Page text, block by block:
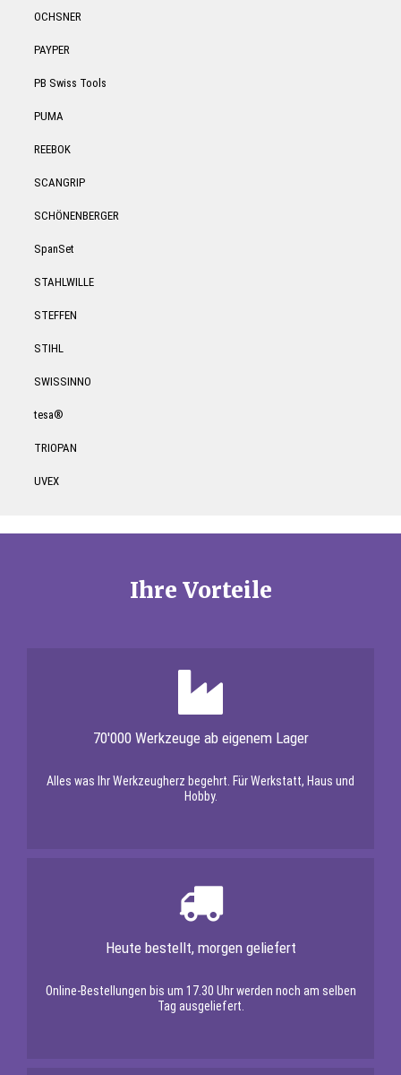
OCHSNER
PAYPER
PB Swiss Tools
PUMA
REEBOK
SCANGRIP
SCHÖNENBERGER
SpanSet
STAHLWILLE
STEFFEN
STIHL
SWISSINNO
tesa®
TRIOPAN
UVEX
Ihre Vorteile
70'000 Werkzeuge ab eigenem Lager
Alles was Ihr Werkzeugherz begehrt. Für Werkstatt, Haus und
Hobby.
Heute bestellt, morgen geliefert
Online-Bestellungen bis um 17.30 Uhr werden noch am selben
Tag ausgeliefert.